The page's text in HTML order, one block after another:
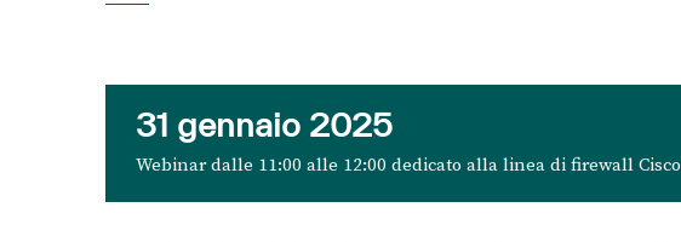
31 gennaio 2025
Webinar dalle 11:00 alle 12:00 dedicato alla linea di firewall Cisco